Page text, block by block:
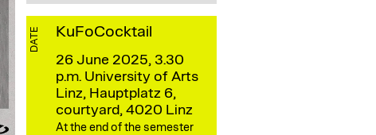
DATE KuFoCocktail
26 June 2025, 3.30
p.m.University of Arts
Linz, Hauptplatz 6,
courtyard, 4020 Linz
At the end of the semester